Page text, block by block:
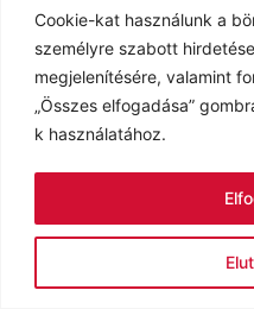
Cookie-kat használunk a
személyre szabott
megjelenítésére, valamint
„Összes elfogadása”
k használatához.
aMailchimp,
javaslatokat
őket, hogy a
megfelelő
Az olyan
és aCanva
teszik, hogy